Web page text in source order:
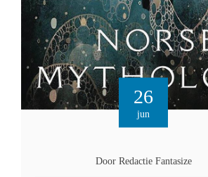
26
jun
Door Redactie Fantasize